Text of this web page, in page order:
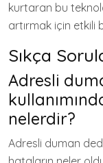
kurtaran bu
artırmak için etkili
Sıkça
Adresli
nelerdir?
Adresli duman